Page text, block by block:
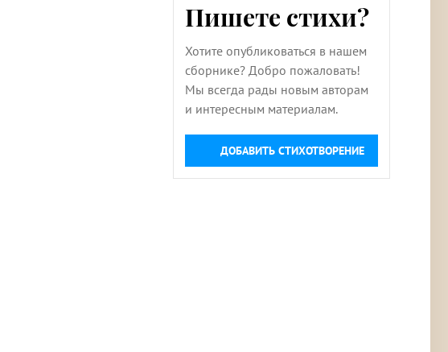
Пишете стихи?
Хотите опубликоваться в нашем
сборнике? Добро пожаловать!
Мы всегда рады новым авторам
и интересным материалам.
ДОБАВИТЬ СТИХОТВОРЕНИЕ